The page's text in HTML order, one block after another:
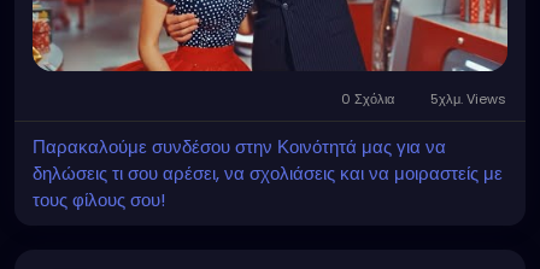
0 Σχόλια 5χλμ. Views
Παρακαλούμε συνδέσου στην Κοινότητά μας για να
δηλώσεις τι σου αρέσει, να σχολιάσεις και να μοιραστείς με
τους φίλους σου!